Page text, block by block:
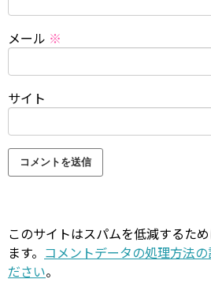
メール ※
サイト
このサイトはスパムを低減するた
ます。 コメントデータの処理方法
ださい。